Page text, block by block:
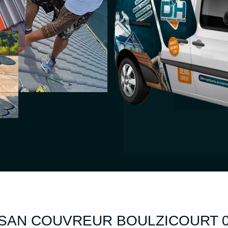
COUVREUR BOULZICOURT